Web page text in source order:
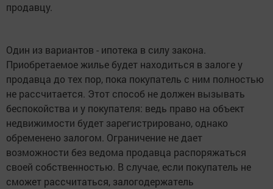
продавцу.
Один из вариантов - ипотека в силу закона.
Приобретаемое жилье будет находиться в залоге у
продавца до тех пор, пока покупатель с ним полностью
не рассчитается. Этот способ не должен вызывать
беспокойства и у покупателя: ведь право на объект
недвижимости будет зарегистрировано, однако
обременено залогом. Ограничение не дает
возможности без ведома продавца распоряжаться
своей собственностью. В случае, если покупатель не
сможет рассчитаться, залогодержатель